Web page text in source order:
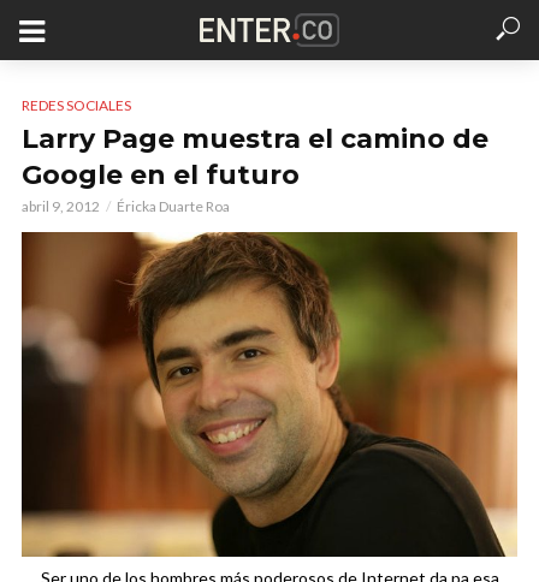
REDES SOCIALES
Larry Page muestra el camino de
Google en el futuro
abril 9, 2012 Éricka Duarte Roa
Ser uno de los hombres más poderosos de Internet da pa esa